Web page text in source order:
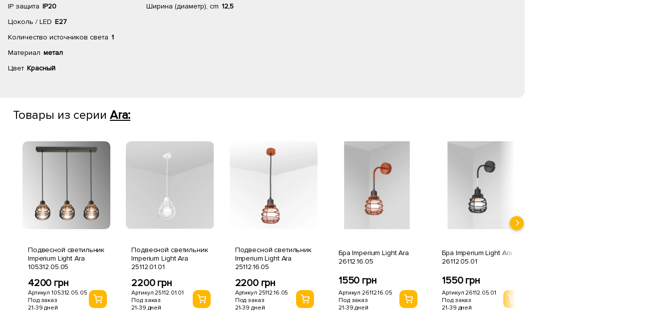
IP защита IP20
Цоколь / LED E27
Количество источников света 1
Материал метал
Цвет Красный
Ширина (диаметр), cm 12,5
Товары из серии Ara:
Подвесной светильник
Imperium Light Ara
105312.05.05
4200 грн
Артикул 105312.05.05
Под заказ
21-39 дней
Подвесной светильник
Imperium Light Ara
25112.01.01
2200 грн
Артикул 25112.01.01
Под заказ
21-39 дней
Подвесной светильник
Imperium Light Ara
25112.16.05
2200 грн
Артикул 25112.16.05
Под заказ
21-39 дней
Бра Imperium Light Ara
26112.16.05
1550 грн
Артикул 26112.16.05
Под заказ
21-39 дней
Бра Imperium Light Ara
26112.05.01
1550 грн
Артикул 26112.05.01
Под заказ
21-39 дней